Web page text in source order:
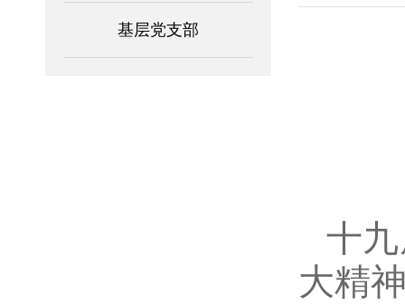
基层党支部
十九
大精